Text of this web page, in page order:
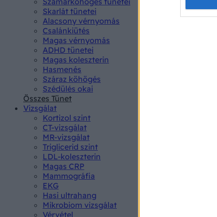
Skarlát tünetei
Alacsony vérnyomás
Csalánkiütés
Magas vérnyomás
ADHD tünetei
Magas koleszterin
Hasmenés
Száraz köhögés
Szédülés okai
Összes Tünet
Vizsgálat
Kortizol szint
CT-vizsgálat
MR-vizsgálat
Triglicerid szint
LDL-koleszterin
Magas CRP
Mammográfia
EKG
Hasi ultrahang
Mikrobiom vizsgálat
Vérvétel